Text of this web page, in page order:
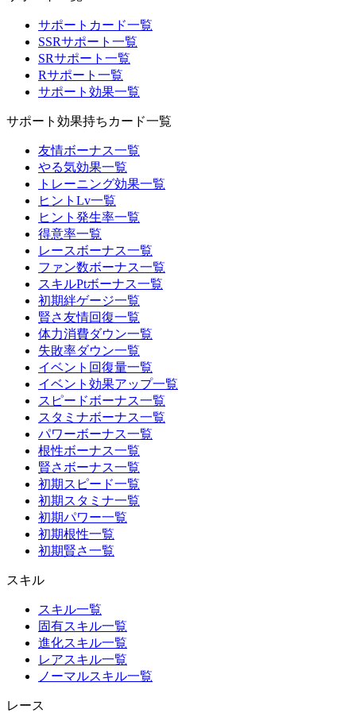
サポートカード一覧
SSRサポート一覧
SRサポート一覧
Rサポート一覧
サポート効果一覧
サポート効果持ちカード一覧
友情ボーナス一覧
やる気効果一覧
トレーニング効果一覧
ヒントLv一覧
ヒント発生率一覧
得意率一覧
レースボーナス一覧
ファン数ボーナス一覧
スキルPtボーナス一覧
初期絆ゲージ一覧
賢さ友情回復一覧
体力消費ダウン一覧
失敗率ダウン一覧
イベント回復量一覧
イベント効果アップ一覧
スピードボーナス一覧
スタミナボーナス一覧
パワーボーナス一覧
根性ボーナス一覧
賢さボーナス一覧
初期スピード一覧
初期スタミナ一覧
初期パワー一覧
初期根性一覧
初期賢さ一覧
スキル
スキル一覧
固有スキル一覧
進化スキル一覧
レアスキル一覧
ノーマルスキル一覧
レース